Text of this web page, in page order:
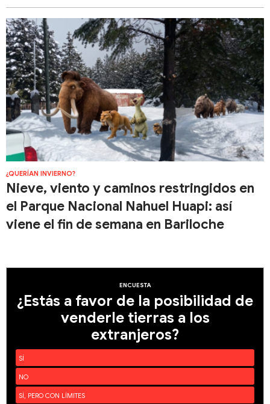
¿QUERÍAN INVIERNO?
Nieve, viento y caminos restringidos en
el Parque Nacional Nahuel Huapi: así
viene el fin de semana en Bariloche
ENCUESTA
¿Estás a favor de la posibilidad de
venderle tierras a los
extranjeros?
SÍ
NO
SÍ, PERO CON LÍMITES